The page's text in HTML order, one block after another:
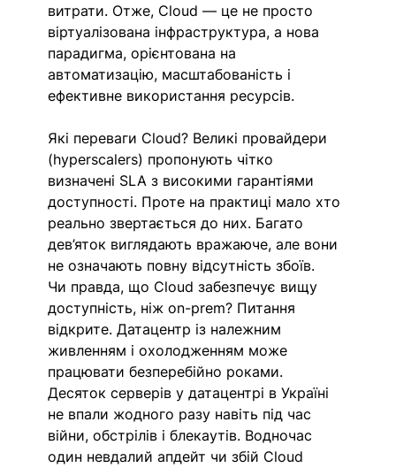
витрати. Отже, Cloud — це не просто
віртуалізована інфраструктура, а нова
парадигма, орієнтована на
автоматизацію, масштабованість і
ефективне використання ресурсів.
Які переваги Cloud? Великі провайдери
(hyperscalers) пропонують чітко
визначені SLA з високими гарантіями
доступності. Проте на практиці мало хто
реально звертається до них. Багато
дев’яток виглядають вражаюче, але вони
не означають повну відсутність збоїв.
Чи правда, що Cloud забезпечує вищу
доступність, ніж on-prem? Питання
відкрите. Датацентр із належним
живленням і охолодженням може
працювати безперебійно роками.
Десяток серверів у датацентрі в Україні
не впали жодного разу навіть під час
війни, обстрілів і блекаутів. Водночас
один невдалий апдейт чи збій Cloud